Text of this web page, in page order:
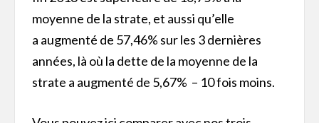
moyenne de la strate, et aussi qu’elle
a augmenté de 57,46% sur les 3 dernières
années, là où la dette de la moyenne de la
strate a augmenté de 5,67% – 10 fois moins.